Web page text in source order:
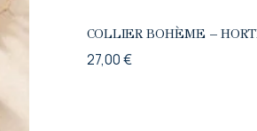
COLLIER BOHÈME –
27,00€